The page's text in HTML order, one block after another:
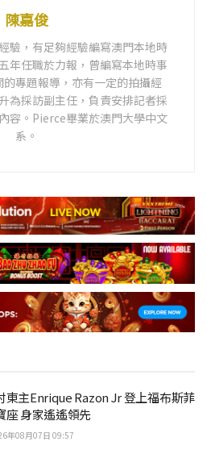
陳嘉俊
驗，有足夠經驗編寫澳門本地時
年任職於力報，曾編寫本地時事
專題報導，亦有一定的拍攝經
為採訪副主任，負責安排記者採
容。Pierce畢業於澳門大學中文
系。
東主Enrique Razon Jr 登上福布斯菲
座 身家遙遙領先
年08月07日 09:57